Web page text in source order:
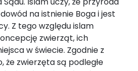
na istnienie Boga i jest
Z tego względu islam
zwierząt, ich
w świecie. Zgodnie z
że zwierzęta są podległe